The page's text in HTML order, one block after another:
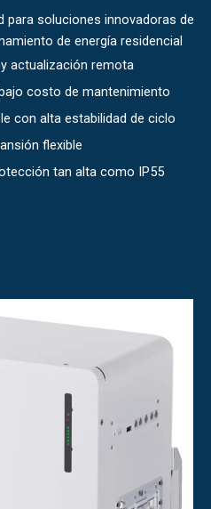
para soluciones innovadoras de
de energía residencial
actualización remota
costo de mantenimiento
con alta estabilidad de ciclo
flexible
tan alta como IP55